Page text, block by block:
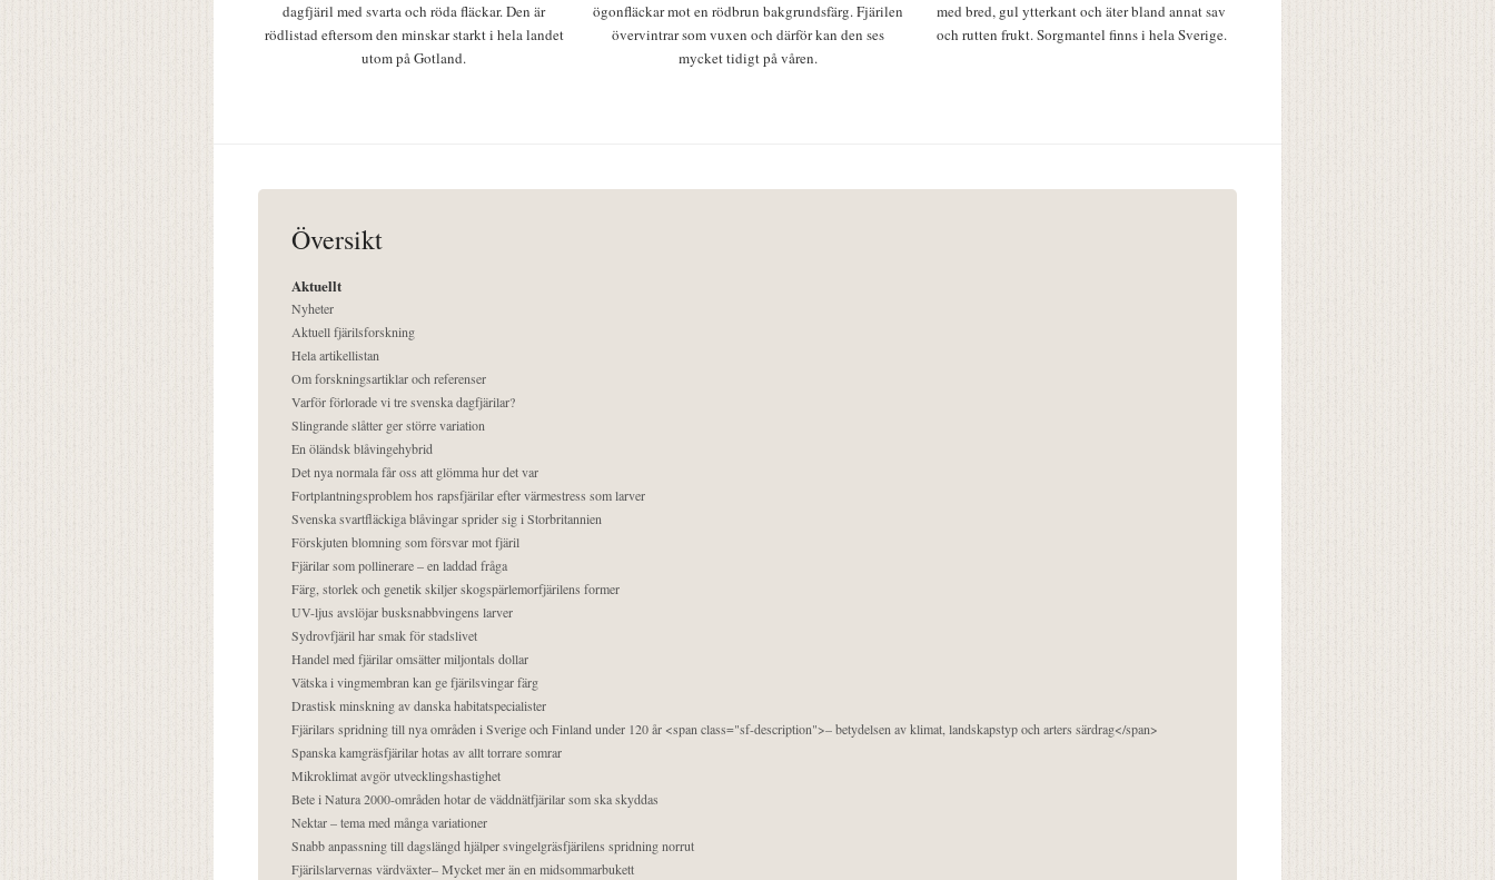
dagfjäril med svarta och röda fläckar. Den är
rödlistad eftersom den minskar starkt i hela landet
utom på Gotland.
ögonfläckar mot en rödbrun bakgrundsfärg. Fjärilen
övervintrar som vuxen och därför kan den ses
mycket tidigt på våren.
med bred, gul ytterkant och äter bland annat sav
och rutten frukt. Sorgmantel finns i hela Sverige.
Översikt
Aktuellt
Nyheter
Aktuell fjärilsforskning
Hela artikellistan
Om forskningsartiklar och referenser
Varför förlorade vi tre svenska dagfjärilar?
Slingrande slåtter ger större variation
En öländsk blåvingehybrid
Det nya normala får oss att glömma hur det var
Fortplantningsproblem hos rapsfjärilar efter värmestress som larver
Svenska svartfläckiga blåvingar sprider sig i Storbritannien
Förskjuten blomning som försvar mot fjäril
Fjärilar som pollinerare – en laddad fråga
Färg, storlek och genetik skiljer skogspärlemorfjärilens former
UV-ljus avslöjar busksnabbvingens larver
Sydrovfjäril har smak för stadslivet
Handel med fjärilar omsätter miljontals dollar
Vätska i vingmembran kan ge fjärilsvingar färg
Drastisk minskning av danska habitatspecialister
Fjärilars spridning till nya områden i Sverige och Finland under 120 år <span class="sf-description">– betydelsen av klimat, landskapstyp och arters särdrag</span>
Spanska kamgräsfjärilar hotas av allt torrare somrar
Mikroklimat avgör utvecklingshastighet
Bete i Natura 2000-områden hotar de väddnätfjärilar som ska skyddas
Nektar – tema med många variationer
Snabb anpassning till dagslängd hjälper svingelgräsfjärilens spridning norrut
Fjärilslarvernas värdväxter– Mycket mer än en midsommarbukett